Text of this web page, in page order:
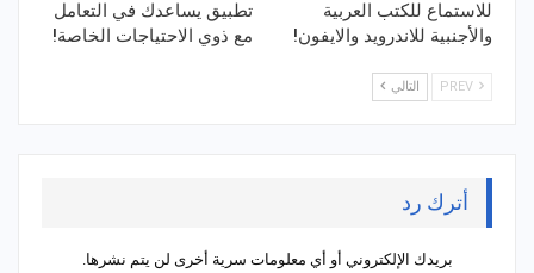
للاستماع للكتب العربية
والأجنبية للاندرويد والايفون!
تطبيق يساعدك في التعامل
مع ذوي الاحتياجات الخاصة!
التالي
أترك رد
بريدك الإلكتروني أو أي معلومات سرية أخرى لن يتم نشرها.